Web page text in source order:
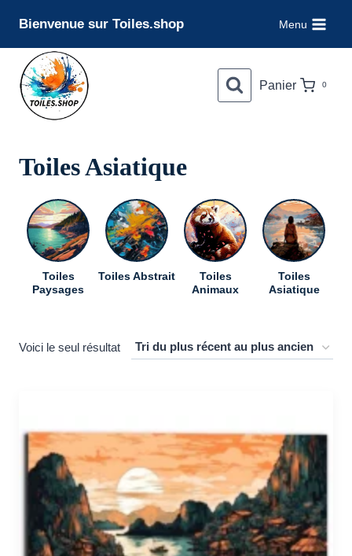
contenu
Bienvenue sur Toiles.shop Menu
Panier 0
Toiles Asiatique
Toiles
Paysages
Toiles Abstrait
Toiles
Animaux
Toiles
Asiatique
Voici le seul résultat